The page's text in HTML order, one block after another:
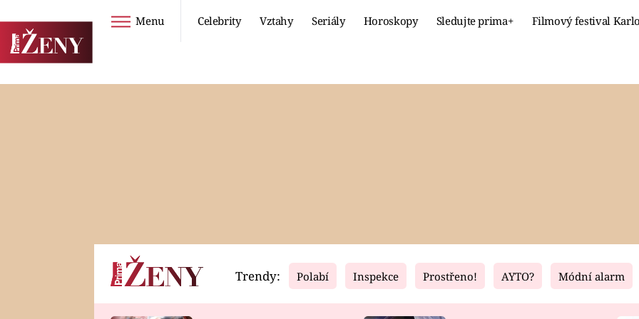
Menu Celebrity Vztahy Seriály Horoskopy Sledujte prima+ Filmový festival
Horoskopy Video Fresh Living
Trendy: Polabí Inspekce Prostřeno! AYTO? Módní alarm